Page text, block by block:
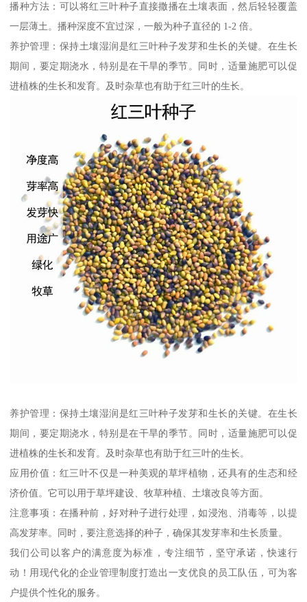
播种方法：可以将红三叶种子直接撒播在土壤表面，然后轻轻覆盖
一层薄土。播种深度不宜过深，一般为种子直径的 1-2 倍。
养护管理：保持土壤湿润是红三叶种子发芽和生长的关键。在生长
期间，要定期浇水，特别是在干旱的季节。同时，适量施肥可以促
进植株的生长和发育。及时杂草也有助于红三叶的生长。
养护管理：保持土壤湿润是红三叶种子发芽和生长的关键。在生长
期间，要定期浇水，特别是在干旱的季节。同时，适量施肥可以促
进植株的生长和发育。及时杂草也有助于红三叶的生长。
应用价值：红三叶不仅是一种美观的草坪植物，还具有的生态和经
济价值。它可以用于草坪建设、牧草种植、土壤改良等方面。
注意事项：在播种前，好对种子进行处理，如浸泡、消毒等，以提
高发芽率。同时，要注意选择的种子，确保其发芽率和生长质量。
我们公司以客户的满意度为标准，专注细节，坚守承诺，快速行
动！用现代化的企业管理制度打造出一支优良的员工队伍，可为客
户提供个性化的服务。